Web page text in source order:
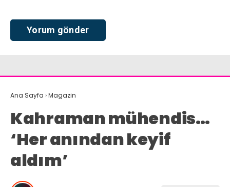
Ana Sayfa ›Magazin
Kahraman mühendis…
‘Her anından keyif
aldım’